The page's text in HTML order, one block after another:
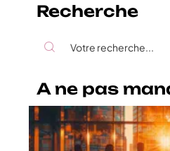
Recherche
A ne pas